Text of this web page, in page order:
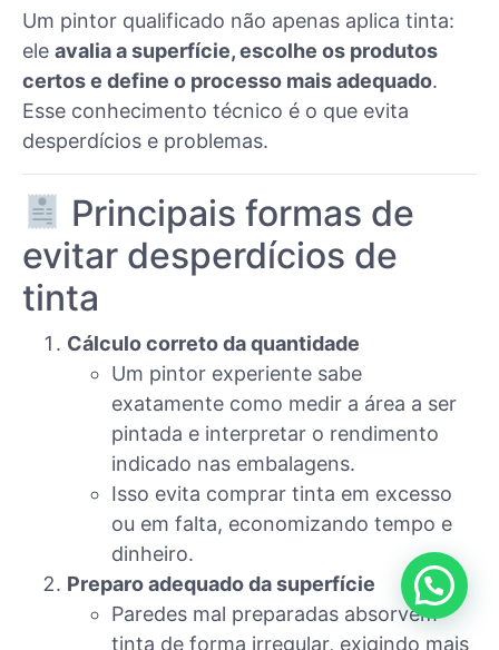
Um pintor qualificado não apenas aplica tinta:
ele avalia a superfície, escolhe os produtos
certos e define o processo mais adequado.
Esse conhecimento técnico é o que evita
desperdícios e problemas.
Principais formas de
evitar desperdícios de
tinta
Cálculo correto da quantidade
Um pintor experiente sabe
exatamente como medir a área a ser
pintada e interpretar o rendimento
indicado nas embalagens.
Isso evita comprar tinta em excesso
ou em falta, economizando tempo e
dinheiro.
Preparo adequado da superfície
Paredes mal preparadas absorvem
tinta de forma irregular, exigindo mais